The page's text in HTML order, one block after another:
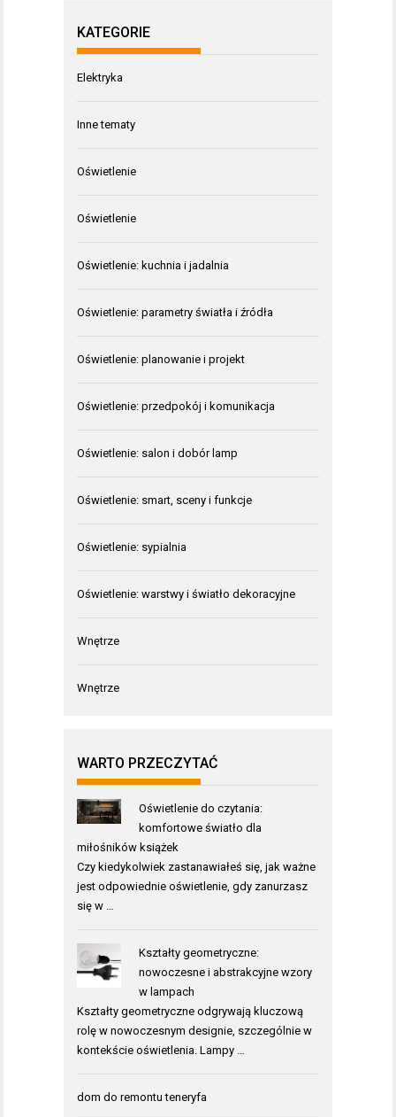
KATEGORIE
Elektryka
Inne tematy
Oświetlenie
Oświetlenie
Oświetlenie: kuchnia i jadalnia
Oświetlenie: parametry światła i źródła
Oświetlenie: planowanie i projekt
Oświetlenie: przedpokój i komunikacja
Oświetlenie: salon i dobór lamp
Oświetlenie: smart, sceny i funkcje
Oświetlenie: sypialnia
Oświetlenie: warstwy i światło dekoracyjne
Wnętrze
Wnętrze
WARTO PRZECZYTAĆ
Oświetlenie do czytania:
komfortowe światło dla
miłośników książek
Czy kiedykolwiek zastanawiałeś się, jak ważne
jest odpowiednie oświetlenie, gdy zanurzasz
się w …
Kształty geometryczne:
nowoczesne i abstrakcyjne wzory
w lampach
Kształty geometryczne odgrywają kluczową
rolę w nowoczesnym designie, szczególnie w
kontekście oświetlenia. Lampy …
dom do remontu teneryfa